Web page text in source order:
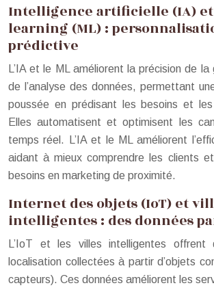
Intelligence artificielle (IA)
learning (ML) :
prédictive
L’IA et le ML améliorent la précision de
de l’analyse des données, permettant
poussée en prédisant les besoins et
Elles automatisent et optimisent les
temps réel. L’IA et le ML améliorent
aidant à mieux comprendre les clients
besoins en marketing de proximité.
Internet des objets (IoT) et
intelligentes : des données
L’IoT et les villes intelligentes offrent
localisation collectées à partir d’objets
capteurs). Ces données améliorent les